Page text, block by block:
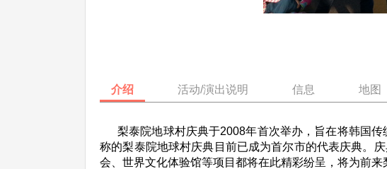
介绍 活动/演出说明 信息 地图
梨泰院地球村庆典于2008年首次举办，旨在将韩国传
称的梨泰院地球村庆典目前已成为首尔市的代表庆典。
会、世界文化体验馆等项目都将在此精彩纷呈，将为前来